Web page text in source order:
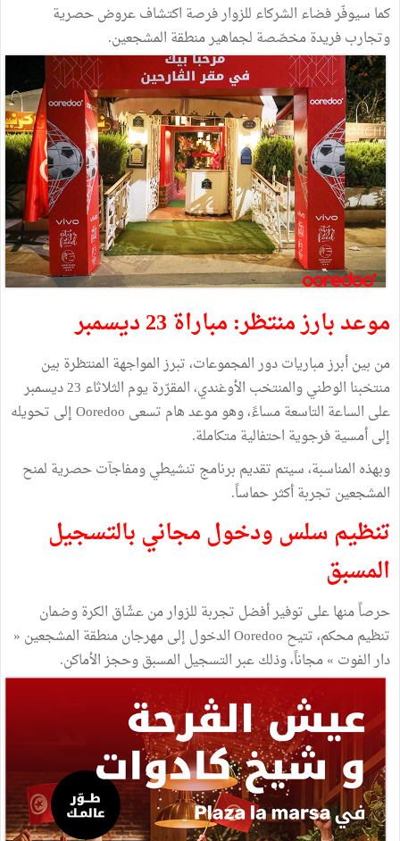
كما سيوفّر فضاء الشركاء للزوار فرصة اكتشاف عروض حصرية
وتجارب فريدة مخصّصة لجماهير منطقة المشجعين.
موعد بارز منتظر: مباراة 23 ديسمبر
من بين أبرز مباريات دور المجموعات، تبرز المواجهة المنتظرة بين
منتخبنا الوطني والمنتخب الأوغندي، المقرّرة يوم الثلاثاء 23 ديسمبر
على الساعة التاسعة مساءً، وهو موعد هام تسعى Ooredoo إلى تحويله
إلى أمسية فرجوية احتفالية متكاملة.
وبهذه المناسبة، سيتم تقديم برنامج تنشيطي ومفاجآت حصرية لمنح
المشجعين تجربة أكثر حماساً.
تنظيم سلس ودخول مجاني بالتسجيل
المسبق
حرصاً منها على توفير أفضل تجربة للزوار من عشّاق الكرة وضمان
تنظيم محكم، تتيح Ooredoo الدخول إلى مهرجان منطقة المشجعين «
دار الفوت » مجاناً، وذلك عبر التسجيل المسبق وحجز الأماكن.